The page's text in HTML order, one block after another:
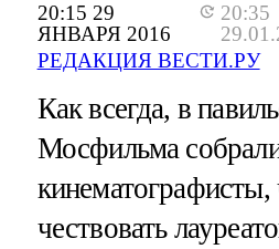
20:15 29
ЯНВАРЯ 2016
20:35
РЕДАКЦИЯ ВЕСТИ.РУ
Как всегда, в
Мосфильма
чествовать